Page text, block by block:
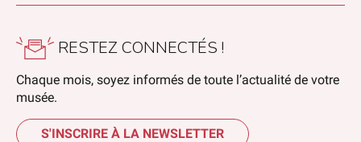
RESTEZ CONNECTÉS !
Chaque mois, soyez informés de toute l’actualité de votre
musée.
S'INSCRIRE À LA NEWSLETTER